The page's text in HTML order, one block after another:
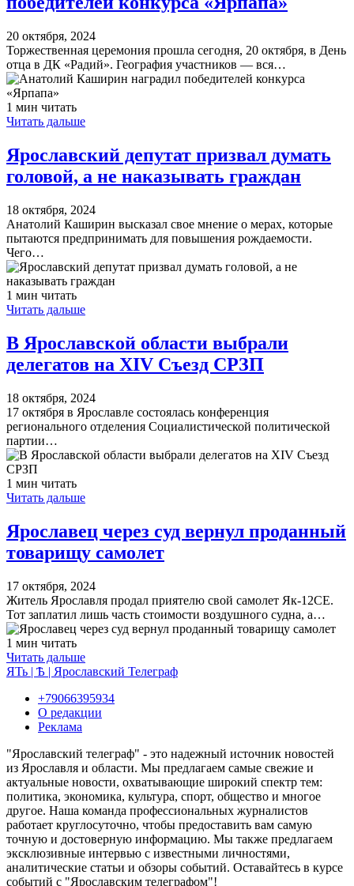
20 октября, 2024
Торжественная церемония прошла сегодня, 20 октября, в День
отца в ДК «Радий». География участников — вся…
1 мин читать
Читать дальше
Ярославский депутат призвал думать
головой, а не наказывать граждан
18 октября, 2024
Анатолий Каширин высказал свое мнение о мерах, которые
пытаются предпринимать для повышения рождаемости.
Чего…
1 мин читать
Читать дальше
В Ярославской области выбрали
делегатов на XIV Съезд СРЗП
18 октября, 2024
17 октября в Ярославле состоялась конференция
регионального отделения Социалистической политической
партии…
1 мин читать
Читать дальше
Ярославец через суд вернул проданный
товарищу самолет
17 октября, 2024
Житель Ярославля продал приятелю свой самолет Як-12СЕ.
Тот заплатил лишь часть стоимости воздушного судна, а…
1 мин читать
Читать дальше
ЯТь | Ѣ | Ярославский Телеграф
+79066395934
О редакции
Реклама
"Ярославский телеграф" - это надежный источник новостей
из Ярославля и области. Мы предлагаем самые свежие и
актуальные новости, охватывающие широкий спектр тем:
политика, экономика, культура, спорт, общество и многое
другое. Наша команда профессиональных журналистов
работает круглосуточно, чтобы предоставить вам самую
точную и достоверную информацию. Мы также предлагаем
эксклюзивные интервью с известными личностями,
аналитические статьи и обзоры событий. Оставайтесь в курсе
событий с "Ярославским телеграфом"!